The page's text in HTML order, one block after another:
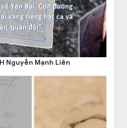
Nguyễn Mạnh Liên